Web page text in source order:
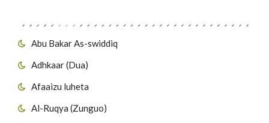
Abu Bakar As-swiddiq
Adhkaar (Dua)
Afaaizu luheta
Al-Ruqya (Zunguo)